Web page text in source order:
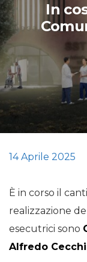
In
14 Aprile 2025
È in corso il
realizzazione
esecutrici sono
Alfredo